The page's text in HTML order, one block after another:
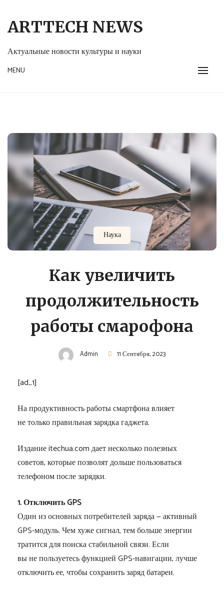
content
ARTTECH NEWS
Актуальные новости культуры и науки
MENU
Наука
Как увеличить
продолжительность
работы смарофона
Admin 11 Сентября, 2023
[ad_1]
На продуктивность работы смартфона влияет
не только правильная зарядка гаджета.
Издание itechua.com дает несколько полезных
советов, которые позволят дольше пользоваться
телефоном после зарядки.
1. Отключить GPS
Один из основных потребителей заряда — активный
GPS-модуль. Чем хуже сигнал, тем больше энергии
тратится для поиска стабильной связи. Если
вы не пользуетесь функцией GPS-навигации, лучше
отключить ее, чтобы сохранить заряд батареи.